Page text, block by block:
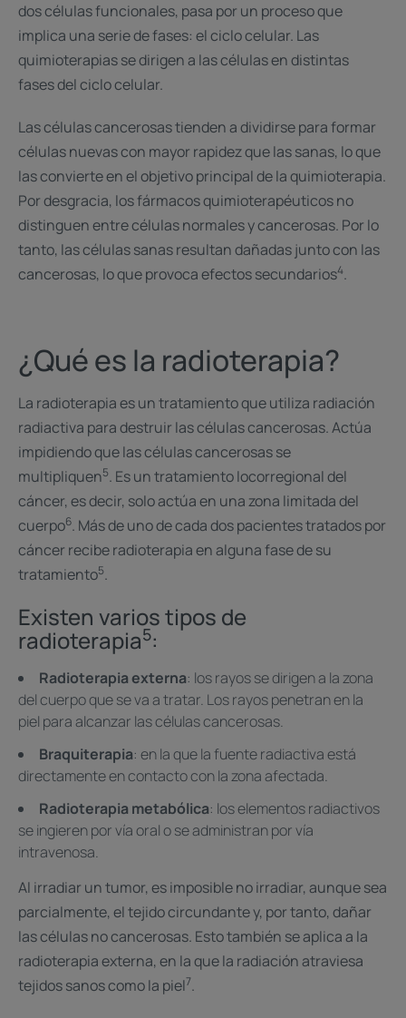
dos células funcionales, pasa por un proceso que
implica una serie de fases: el ciclo celular. Las
quimioterapias se dirigen a las células en distintas
fases del ciclo celular. ​
Las células cancerosas tienden a dividirse para formar
células nuevas con mayor rapidez que las sanas, lo que
las convierte en el objetivo principal de la quimioterapia.
Por desgracia, los fármacos quimioterapéuticos no
distinguen entre células normales y cancerosas. Por lo
tanto, las células sanas resultan dañadas junto con las
cancerosas, lo que provoca efectos secundarios4. ​
¿Qué es la radioterapia?
La radioterapia es un tratamiento que utiliza radiación
radiactiva para destruir las células cancerosas. Actúa
impidiendo que las células cancerosas se
multipliquen5. Es un tratamiento locorregional del
cáncer, es decir, solo actúa en una zona limitada del
cuerpo6. Más de uno de cada dos pacientes tratados por
cáncer recibe radioterapia en alguna fase de su
tratamiento5. ​
Existen varios tipos de
radioterapia5: ​
Radioterapia externa: los rayos se dirigen a la zona
del cuerpo que se va a tratar. Los rayos penetran en la
piel para alcanzar las células cancerosas. ​
Braquiterapia: en la que la fuente radiactiva está
directamente en contacto con la zona afectada.
Radioterapia metabólica: los elementos radiactivos
se ingieren por vía oral o se administran por vía
intravenosa.
Al irradiar un tumor, es imposible no irradiar, aunque sea
parcialmente, el tejido circundante y, por tanto, dañar
las células no cancerosas. Esto también se aplica a la
radioterapia externa, en la que la radiación atraviesa
tejidos sanos como la piel7. ​